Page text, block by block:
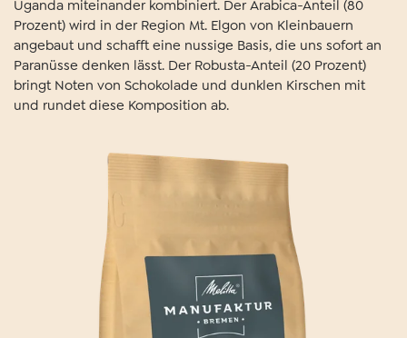
Uganda miteinander kombiniert. Der Arabica-Anteil (80
Prozent) wird in der Region Mt. Elgon von Kleinbauern
angebaut und schafft eine nussige Basis, die uns sofort an
Paranüsse denken lässt. Der Robusta-Anteil (20 Prozent)
bringt Noten von Schokolade und dunklen Kirschen mit
und rundet diese Komposition ab.